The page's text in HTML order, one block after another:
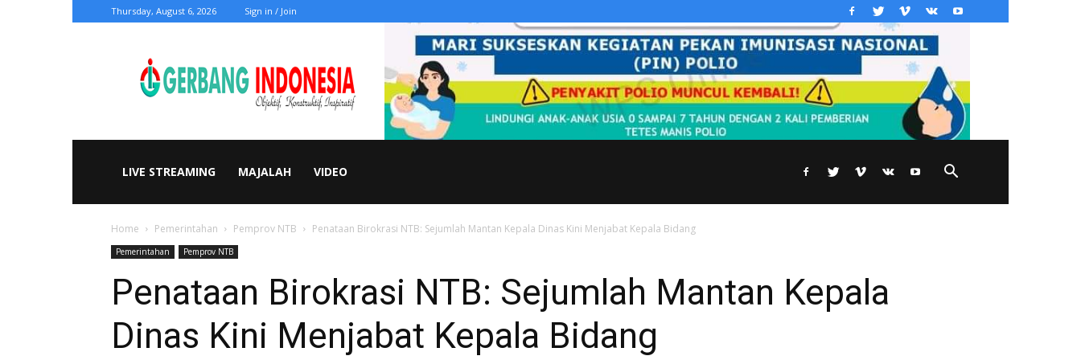
Thursday, August 6, 2026 Sign in / Join
Indonesia
LIVE STREAMING MAJALAH VIDEO
Home Pemerintahan Pemprov NTB Penataan Birokrasi NTB: Sejumlah Mantan Kepala Dinas Kini Menjabat Kepala Bidang
Pemerintahan Pemprov NTB
Penataan Birokrasi NTB: Sejumlah Mantan Kepala
Dinas Kini Menjabat Kepala Bidang